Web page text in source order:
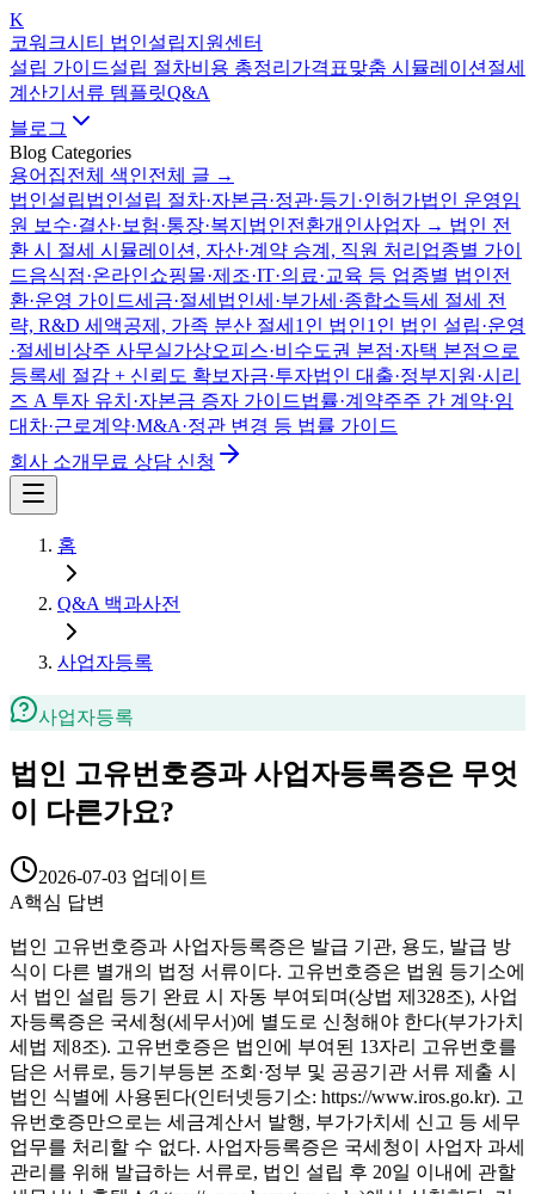
K
코워크시티 법인설립지원센터
설립 가이드설립 절차비용 총정리 가격표맞춤 시뮬레이션 절세
계산기 서류 템플릿Q&A
블로그
Blog Categories
용어집전체 색인전체 글 →
법인설립법인설립 절차·자본금·정관·등기·인허가법인 운영임
원 보수·결산·보험·통장·복지 법인전환개인사업자 → 법인 전
환 시 절세 시뮬레이션, 자산·계약 승계, 직원 처리 업종별 가이
드음식점·온라인쇼핑몰·제조·IT·의료·교육 등 업종별 법인전
환·운영 가이드세금·절세 법인세·부가세·종합소득세 절세 전
략, R&D 세액공제, 가족 분산 절세 1인 법인1인 법인 설립·운영
·절세 비상주 사무실가상오피스·비수도권 본점·자택 본점으로
등록세 절감 + 신뢰도 확보 자금·투자법인 대출·정부지원·시리
즈 A 투자 유치·자본금 증자 가이드법률·계약주주 간 계약·임
대차·근로계약·M&A·정관 변경 등 법률 가이드
회사 소개 무료 상담 신청
홈
Q&A 백과사전
사업자등록
사업자등록
법인 고유번호증과 사업자등록증은 무엇
이 다른가요?
2026-07-03 업데이트
A핵심 답변
법인 고유번호증과 사업자등록증은 발급 기관, 용도, 발급 방
식이 다른 별개의 법정 서류이다. 고유번호증은 법원 등기소에
서 법인 설립 등기 완료 시 자동 부여되며(상법 제328조), 사업
자등록증은 국세청(세무서)에 별도로 신청해야 한다(부가가치
세법 제8조). 고유번호증은 법인에 부여된 13자리 고유번호를
담은 서류로, 등기부등본 조회·정부 및 공공기관 서류 제출 시
법인 식별에 사용된다(인터넷등기소: https://www.iros.go.kr). 고
유번호증만으로는 세금계산서 발행, 부가가치세 신고 등 세무
업무를 처리할 수 없다. 사업자등록증은 국세청이 사업자 과세
관리를 위해 발급하는 서류로, 법인 설립 후 20일 이내에 관할